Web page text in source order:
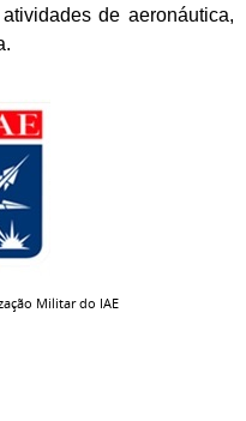
de aeronáutica,
Militar do IAE